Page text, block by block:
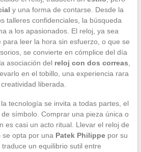
y una forma de contarse. Desde la
talleres confidenciales, la búsqueda
a los apasionados. El reloj, ya sea
leer la hora sin esfuerzo, o que se
se convierte en cómplice del día
asociación del reloj con dos correas
en el tobillo, una experiencia rara
liberada.
tecnología se invita a todas partes, el
símbolo. Comprar una pieza única o
es casi un acto ritual. Llevar el reloj de
se opta por una Patek Philippepor su
un equilibrio sutil entre